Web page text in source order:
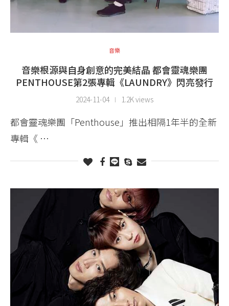
音樂
音樂根源與自身創意的完美結晶 都會靈魂樂團
PENTHOUSE第2張專輯《LAUNDRY》閃亮發行
2024-11-04 1.2K views
都會靈魂樂團「Penthouse」推出相隔1年半的全新
專輯《 …